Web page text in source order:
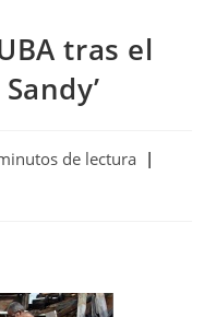
tras el
de lectura